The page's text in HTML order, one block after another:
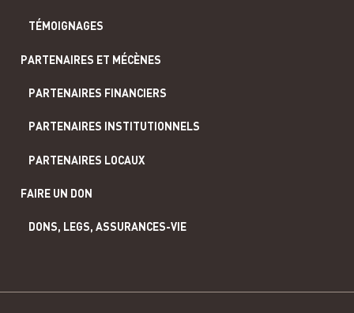
TÉMOIGNAGES
PARTENAIRES ET MÉCÈNES
PARTENAIRES FINANCIERS
PARTENAIRES INSTITUTIONNELS
PARTENAIRES LOCAUX
FAIRE UN DON
DONS, LEGS, ASSURANCES-VIE